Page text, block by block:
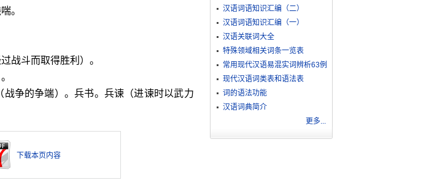
。
战斗而取得胜利）。
争的争端）。兵书。兵谏（进谏时以武力
下载本页内容
汉语词语知识汇编（二）
汉语词语知识汇编（一）
汉语关联词大全
特殊领域相关词条一览表
常用现代汉语易混实词辨析63例
现代汉语词类表和语法表
词的语法功能
汉语词典简介
更多...